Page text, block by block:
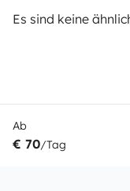
Es sind keine
Ab
€ 70/Tag